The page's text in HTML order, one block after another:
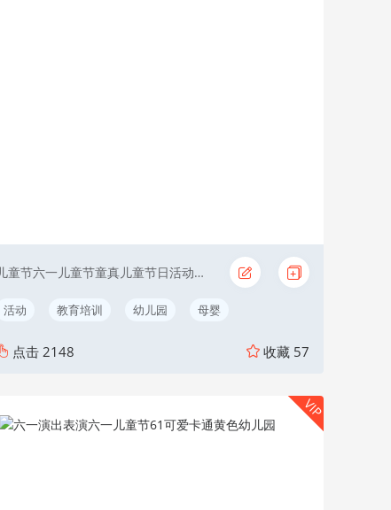
儿童节六一儿童节童真儿童节日活动童年
活动 教育培训 幼儿园 母婴
点击 2148 收藏 57
VIP